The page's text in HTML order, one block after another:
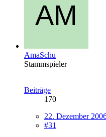
AmaSchu
Stammspieler
Beiträge
170
22. Dezember
#31